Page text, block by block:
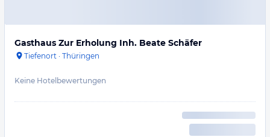
Gasthaus Zur Erholung Inh. Beate Schäfer
Tiefenort · Thüringen
Keine Hotelbewertungen